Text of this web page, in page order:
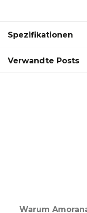
Spezifikationen
Verwandte Posts
Warum